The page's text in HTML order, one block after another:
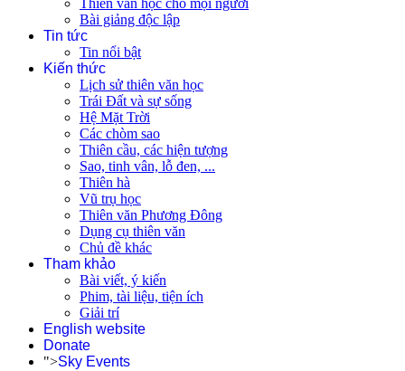
Thiên văn học cho mọi người
Bài giảng độc lập
Tin tức
Tin nổi bật
Kiến thức
Lịch sử thiên văn học
Trái Đất và sự sống
Hệ Mặt Trời
Các chòm sao
Thiên cầu, các hiện tượng
Sao, tinh vân, lỗ đen, ...
Thiên hà
Vũ trụ học
Thiên văn Phương Đông
Dụng cụ thiên văn
Chủ đề khác
Tham khảo
Bài viết, ý kiến
Phim, tài liệu, tiện ích
Giải trí
English website
Donate
">Sky Events